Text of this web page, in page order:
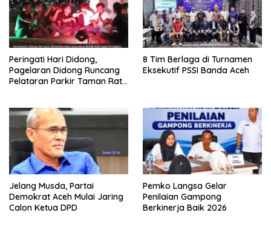
Peringati Hari Didong,
Pagelaran Didong Runcang
Pelataran Parkir Taman Ratu
8 Tim Berlaga di Turnamen
Eksekutif PSSI Banda Aceh
Jelang Musda, Partai
Demokrat Aceh Mulai Jaring
Calon Ketua DPD
Pemko Langsa Gelar
Penilaian Gampong
Berkinerja Baik 2026